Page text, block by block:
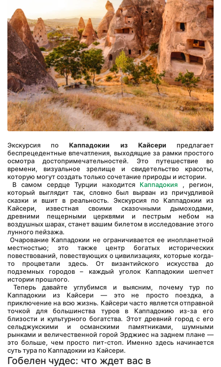
Экскурсия по Каппадокии из Кайсери предлагает
беспрецедентные впечатления, выходящие за рамки простого
осмотра достопримечательностей. Это путешествие во
времени, визуальное зрелище и свидетельство красоты,
которую могут создать только сочетание природы и истории.
В самом сердце Турции находится Каппадокия , регион,
который выглядит так, словно был вырван из причудливой
сказки и вшит в реальность. Экскурсия по Каппадокии из
Кайсери, известная своими сказочными дымоходами,
древними пещерными церквями и пестрым небом на
воздушных шарах, станет вашим билетом в исследование этого
лунного пейзажа.
Очарование Каппадокии не ограничивается ее инопланетной
местностью; это также центр богатых исторических
повествований, повествующих о цивилизациях, которые когда-
то процветали здесь. От византийского искусства до
подземных городов – каждый уголок Каппадокии шепчет
истории прошлого.
Теперь давайте углубимся и выясним, почему тур по
Каппадокии из Кайсери — это не просто поездка, а
приключение на всю жизнь. Кайсери часто является отправной
точкой для большинства туров в Каппадокию из-за его
близости и культурного богатства. Этот древний город с его
сельджукскими и османскими памятниками, шумными
рынками и величественной горой Эрджиес на заднем плане —
это больше, чем просто пит-стоп. Именно здесь начинается
суть тура по Каппадокии из Кайсери.
Гобелен чудес: что ждет вас в